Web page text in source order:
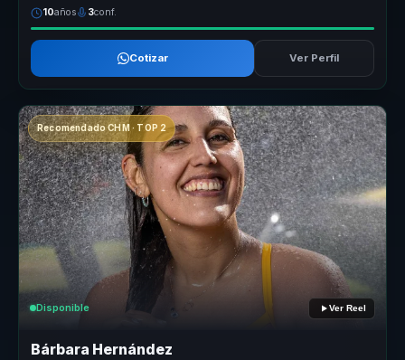
10años 3conf.
Cotizar Ver Perfil
Recomendado CHM · TOP 2
Disponible Ver Reel
Bárbara Hernández